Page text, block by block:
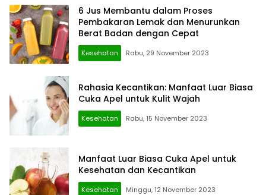
6 Jus Membantu dalam Proses
Pembakaran Lemak dan Menurunkan
Berat Badan dengan Cepat
Kesehatan Rabu, 29 November 2023
Rahasia Kecantikan: Manfaat Luar Biasa
Cuka Apel untuk Kulit Wajah
Kesehatan Rabu, 15 November 2023
Manfaat Luar Biasa Cuka Apel untuk
Kesehatan dan Kecantikan
Kesehatan Minggu, 12 November 2023